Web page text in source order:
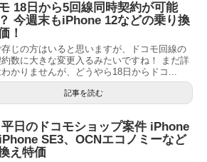
18日から5回線同時契約が可能
今週末もiPhone 12などの乗り換
！
存じの方はいると思いますが、ドコモ回線の
約数に大きな変更入るみたいですね！ まだ詳
わかりませんが、どうやら18日からドコ...
記事を読む
平日のドコモショップ案件 iPhone
SE3、OCNエコノミーなど
え特価